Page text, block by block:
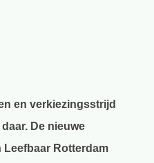
en verkiezingsstrijd
De nieuwe
Rotterdam